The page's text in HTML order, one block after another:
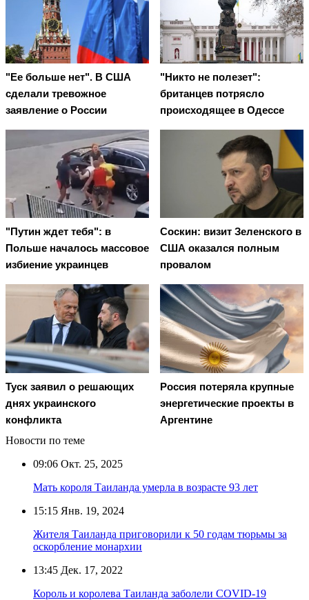
"Ее больше нет". В США
сделали тревожное
заявление о России
"Никто не полезет":
британцев потрясло
происходящее в Одессе
"Путин ждет тебя": в
Польше началось массовое
избиение украинцев
Соскин: визит Зеленского в
США оказался полным
провалом
Туск заявил о решающих
днях украинского
конфликта
Россия потеряла крупные
энергетические проекты в
Аргентине
Новости по теме
09:06 Окт. 25, 2025
Мать короля Таиланда умерла в возрасте 93 лет
15:15 Янв. 19, 2024
Жителя Таиланда приговорили к 50 годам тюрьмы за
оскорбление монархии
13:45 Дек. 17, 2022
Король и королева Таиланда заболели COVID-19